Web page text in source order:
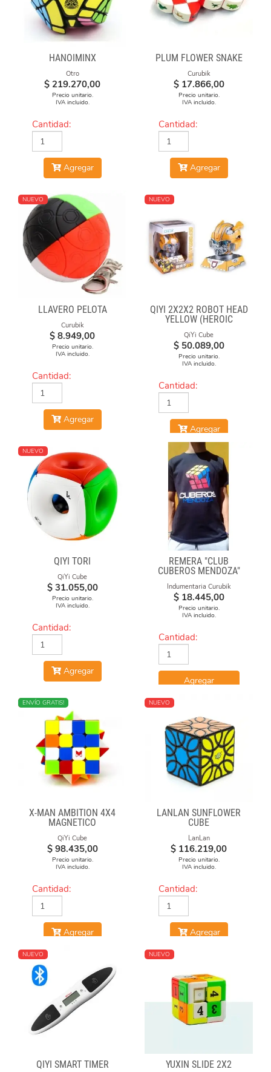
HANOIMINX
Otro
$ 219.270,00
Precio unitario.
IVA incluido.
Cantidad:
Agregar
PLUM FLOWER SNAKE
Curubik
$ 17.866,00
Precio unitario.
IVA incluido.
Cantidad:
Agregar
NUEVO
LLAVERO PELOTA
Curubik
$ 8.949,00
Precio unitario.
IVA incluido.
Cantidad:
Agregar
NUEVO
QIYI 2X2X2 ROBOT HEAD
YELLOW (HEROIC
LEADER)
QiYi Cube
$ 50.089,00
Precio unitario.
IVA incluido.
Cantidad:
Agregar
NUEVO
QIYI TORI
QiYi Cube
$ 31.055,00
Precio unitario.
IVA incluido.
Cantidad:
Agregar
REMERA "CLUB
CUBEROS MENDOZA"
2020-21 NEGRA DE
ALGODÓN ESTAMPADA
Indumentaria Curubik
$ 18.445,00
Precio unitario.
IVA incluido.
Cantidad:
Agregar
NUEVO
ENVÍO GRATIS!
X-MAN AMBITION 4X4
MAGNETICO
QiYi Cube
$ 98.435,00
Precio unitario.
IVA incluido.
Cantidad:
Agregar
NUEVO
LANLAN SUNFLOWER
CUBE
LanLan
$ 116.219,00
Precio unitario.
IVA incluido.
Cantidad:
Agregar
NUEVO
QIYI SMART TIMER
NUEVO
YUXIN SLIDE 2X2